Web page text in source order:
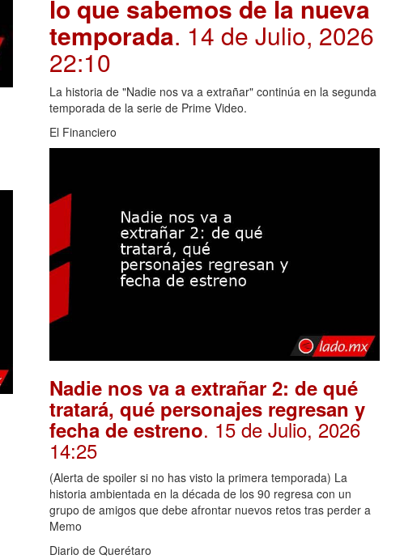
lo que sabemos de la nueva
temporada. 14 de Julio, 2026
22:10
La historia de "Nadie nos va a extrañar" continúa en la segunda
temporada de la serie de Prime Video.
El Financiero
Nadie nos va a extrañar 2: de qué
tratará, qué personajes regresan y
fecha de estreno. 15 de Julio, 2026
14:25
(Alerta de spoiler si no has visto la primera temporada) La
historia ambientada en la década de los 90 regresa con un
grupo de amigos que debe afrontar nuevos retos tras perder a
Memo
Diario de Querétaro